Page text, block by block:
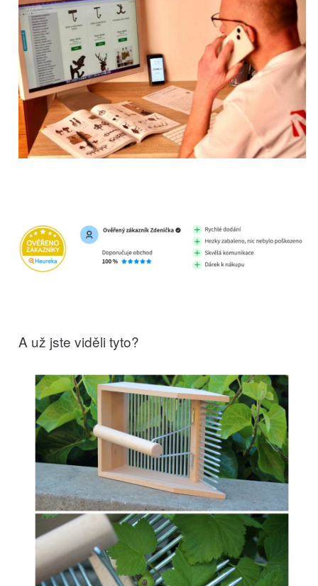
A už jste viděli tyto?